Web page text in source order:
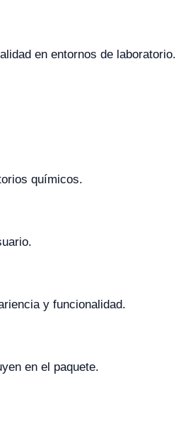
en entornos de laboratorio.
químicos.
y funcionalidad.
en el paquete.